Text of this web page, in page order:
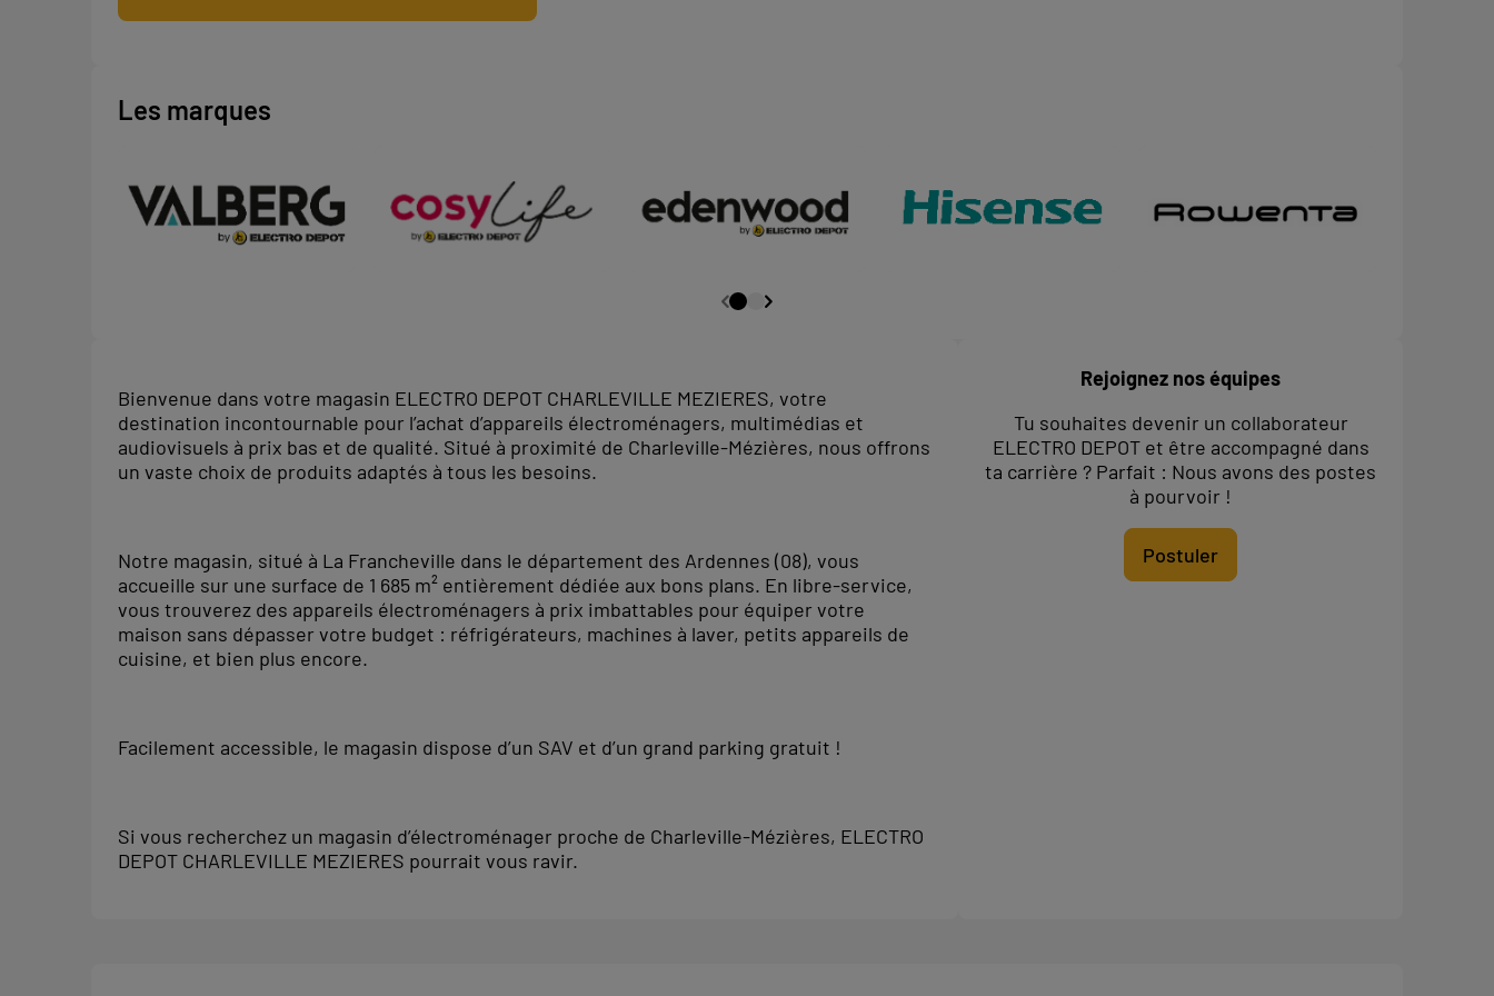
Les marques
Bienvenue dans votre magasin ELECTRO DEPOT CHARLEVILLE MEZIERES, votre
destination incontournable pour l’achat d’appareils électroménagers, multimédias et
audiovisuels à prix bas et de qualité. Situé à proximité de Charleville-Mézières, nous offrons
un vaste choix de produits adaptés à tous les besoins.
Notre magasin, situé à La Francheville dans le département des Ardennes (08), vous
accueille sur une surface de 1 685 m² entièrement dédiée aux bons plans. En libre-service,
vous trouverez des appareils électroménagers à prix imbattables pour équiper votre
maison sans dépasser votre budget : réfrigérateurs, machines à laver, petits appareils de
cuisine, et bien plus encore.
Facilement accessible, le magasin dispose d’un SAV et d’un grand parking gratuit !
Si vous recherchez un magasin d’électroménager proche de Charleville-Mézières, ELECTRO
DEPOT CHARLEVILLE MEZIERES pourrait vous ravir.
Rejoignez nos équipes
Tu souhaites devenir un collaborateur
ELECTRO DEPOT et être accompagné dans
ta carrière ? Parfait : Nous avons des postes
à pourvoir !
Postuler